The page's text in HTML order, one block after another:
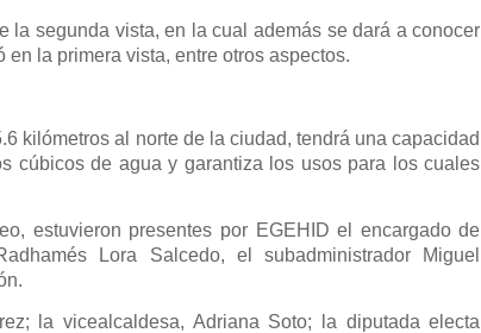
la segunda vista, en la cual además se dará a conocer
la primera vista, entre otros aspectos.
kilómetros al norte de la ciudad, tendrá una capacidad
cúbicos de agua y garantiza los usos para los cuales
estuvieron presentes por EGEHID el encargado de
Lora Salcedo, el subadministrador Miguel
la vicealcaldesa, Adriana Soto; la diputada electa